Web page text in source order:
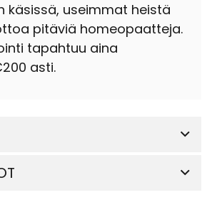
käsissä, useimmat heistä
pitäviä homeopaatteja.
tapahtuu aina
asti.